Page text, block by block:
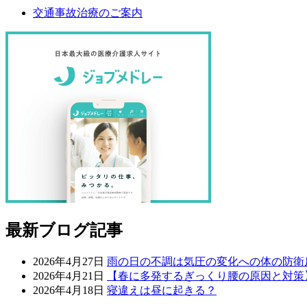
交通事故治療のご案内
最新ブログ記事
2026年4月27日 雨の日の不調は気圧の変化への体の防衛
2026年4月21日
【春に多発するぎっくり腰の原因と対策
2026年4月18日 寝違えは昼に起きる？